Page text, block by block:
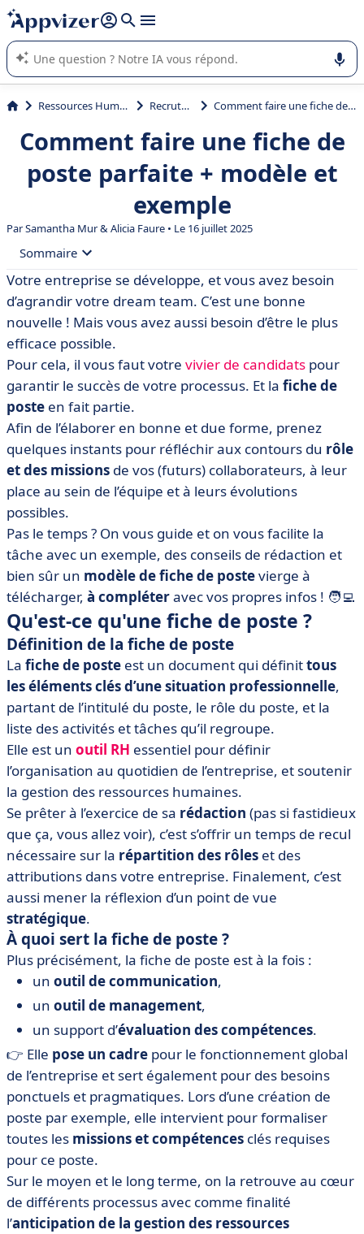
répondre (plusieurs lignes avec
L'IA de Appvizer vous guide dans l'utilisation ou la sélection de
logiciel SaaS en entreprise.
Ressources Humaines (RH) Recrutement Comment faire une fiche de poste parfaite + modèle et exemple
Comment faire une fiche de
poste parfaite + modèle et
exemple
ParSamantha Mur& Alicia Faure • Le 16 juillet 2025
Sommaire
• Qu'est-ce qu'une fiche de poste ?
• Exemple de fiche de poste
• Comment faire une fiche de poste parfaite ?
• Modèle de fiche de poste à télécharger
• Modèle de fiche de poste : on résume !
Votre entreprise se développe, et vous avez besoin
d’agrandir votre dream team. C’est une bonne
nouvelle ! Mais vous avez aussi besoin d’être le plus
efficace possible.
Pour cela, il vous faut votre vivier de candidats pour
garantir le succès de votre processus. Et la fiche de
poste en fait partie.
Afin de l’élaborer en bonne et due forme, prenez
quelques instants pour réfléchir aux contours du rôle
et des missions de vos (futurs) collaborateurs, à leur
place au sein de l’équipe et à leurs évolutions
possibles.
Pas le temps ? On vous guide et on vous facilite la
tâche avec un exemple, des conseils de rédaction et
bien sûr un modèle de fiche de postevierge à
télécharger, à compléteravec vos propres infos ! 🧑‍💻
Qu'est-ce qu'une fiche de poste ?
Définition de la fiche de poste
La fiche de poste est un document qui définittous
les éléments clés d’une situation professionnelle,
partant de l’intitulé du poste, le rôle du poste, et la
liste des activités et tâches qu’il regroupe.
Elle est un outil RH essentiel pour définir
l’organisation au quotidien de l’entreprise, et soutenir
la gestion des ressources humaines.
Se prêter à l’exercice de sa rédaction (pas si fastidieux
que ça, vous allez voir), c’est s’offrir un temps de recul
nécessaire sur la répartition des rôles et des
attributions dans votre entreprise. Finalement, c’est
aussi mener la réflexion d’un point de vue
stratégique.
Àquoi sert la fiche de poste ?
Plus précisément, la fiche de poste est à la fois :
un outil de communication,
un outil de management,
un support d’évaluation des compétences.
👉 Elle pose un cadre pour le fonctionnement global
de l’entreprise et sert également pour des besoins
ponctuels et pragmatiques. Lors d’une création de
poste par exemple, elle intervient pour formaliser
toutes les missions et compétences clés requises
pour ce poste.
Sur le moyen et le long terme, on la retrouve au cœur
de différents processus avec comme finalité
l’anticipation de la gestion des ressources